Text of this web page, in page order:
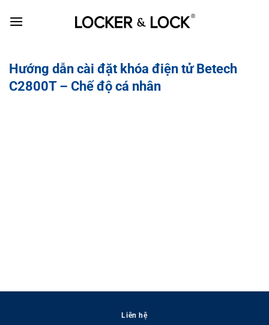
Hướng dẫn cài đặt khóa điện tử Betech
C2800T – Chế độ cá nhân
Liên hệ